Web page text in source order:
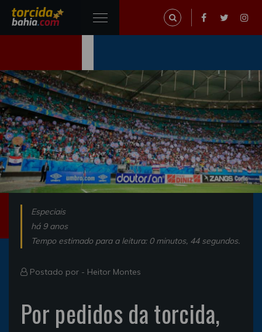
Especiais
há 9 anos
Tempo estimado para a leitura: 0 minutos, 44 segundos.
Postado por - Heitor Montes
Por pedidos da torcida,